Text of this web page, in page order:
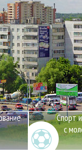
Спорт
с